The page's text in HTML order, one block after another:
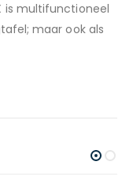
is multifunctioneel
maar ook als